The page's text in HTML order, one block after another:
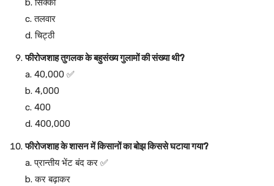
b. सिक्का
c. तलवार
d. चिट्ठी
फीरोजशाह तुगलक के बहुसंख्य गुलामों की संख्या थी?
a. 40,000 ✅
b. 4,000
c. 400
d. 400,000
फीरोजशाह के शासन में किसानों का बोझ किससे घटाया गया?
a. प्रान्तीय भेंट बंद कर ✅
b. कर बढ़ाकर